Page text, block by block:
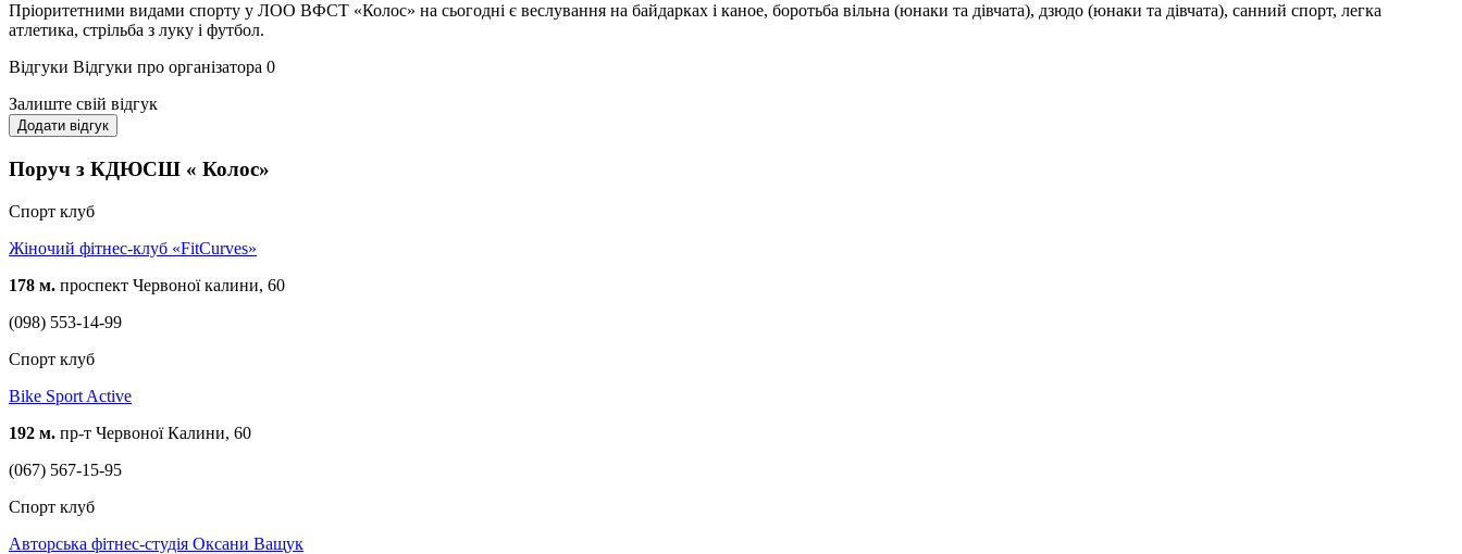
Пріоритетними видами спорту у ЛОО ВФСТ «Колос» на сьогодні є веслування на байдарках і каное, боротьба вільна (юнаки та дівчата), дзюдо (юнаки та дівчата), санний спорт, легка
атлетика, стрільба з луку і футбол.
Відгуки Відгуки про організатора 0
Залиште свій відгук
Додати відгук
Поруч з КДЮСШ « Колос»
Спорт клуб
Жіночий фітнес-клуб «FitCurves»
178 м. проспект Червоної калини, 60
(098) 553-14-99
Спорт клуб
Bike Sport Active
192 м. пр-т Червоної Калини, 60
(067) 567-15-95
Спорт клуб
Авторська фітнес-студія Оксани Ващук